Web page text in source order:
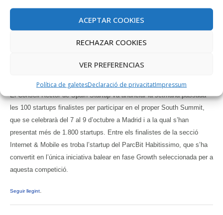
ACEPTAR COOKIES
RECHAZAR COOKIES
VER PREFERENCIAS
Política de galetesDeclaració de privacitatImpressum
empreses.
Seguir llegint.
Habitissimo, entre les 100
El Consell Rector de Spain Startup va anunciar la setmana passada
les 100 startups finalistes per participar en el proper South Summit,
que se celebrarà del 7 al 9 d’octubre a Madrid i a la qual s’han
presentat més de 1.800 startups. Entre els finalistes de la secció
Internet & Mobile es troba l’startup del ParcBit Habitissimo, que s’ha
convertit en l’única iniciativa balear en fase Growth seleccionada per a
aquesta competició.
Seguir llegint.